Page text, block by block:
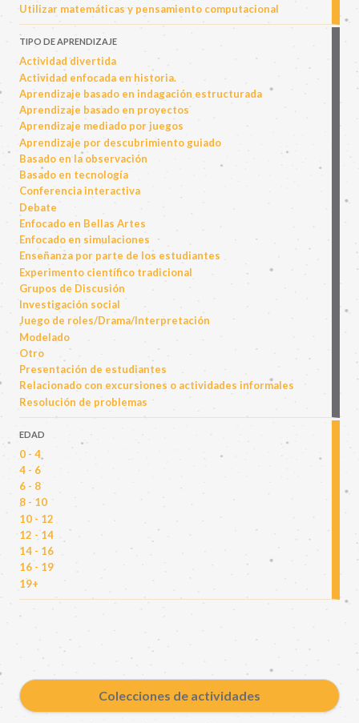
Utilizar matemáticas y pensamiento computacional
TIPO DE APRENDIZAJE
Actividad divertida
Actividad enfocada en historia.
Aprendizaje basado en indagación estructurada
Aprendizaje basado en proyectos
Aprendizaje mediado por juegos
Aprendizaje por descubrimiento guiado
Basado en la observación
Basado en tecnología
Conferencia interactiva
Debate
Enfocado en Bellas Artes
Enfocado en simulaciones
Enseñanza por parte de los estudiantes
Experimento científico tradicional
Grupos de Discusión
Investigación social
Juego de roles/Drama/Interpretación
Modelado
Otro
Presentación de estudiantes
Relacionado con excursiones o actividades informales
Resolución de problemas
EDAD
0 - 4
4 - 6
6 - 8
8 - 10
10 - 12
12 - 14
14 - 16
16 - 19
19+
Colecciones de actividades